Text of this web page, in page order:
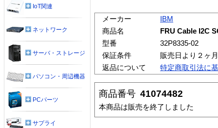
メーカー
IBM
商品名
FRU Cable I2C
型番
32P8335-02
保証条件
販売日より２ヶ
返品について
特定商取引法に
商品番号 41074482
本商品は販売を終了しました
IoT関連
ネットワーク
サーバ・ストレージ
パソコン・周辺機器
PCパーツ
サプライ